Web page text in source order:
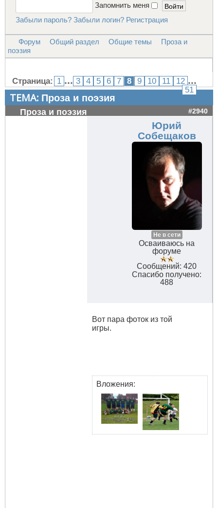
Запомнить меня
Забыли пароль? Забыли логин? Регистрация
Форум Общий раздел Общие темы
Проза и
поэзия
Страница: 1 ... 3 4 5 6 7 8 9 10 11 12 ...
51
ТЕМА: Проза и поэзия
Проза и поэзия #2940
Юрий
Собещаков
Не в сети
Осваиваюсь на
форуме
Сообщений: 420
Спасибо получено:
488
Вот пара фоток из той
игры.
Вложения: